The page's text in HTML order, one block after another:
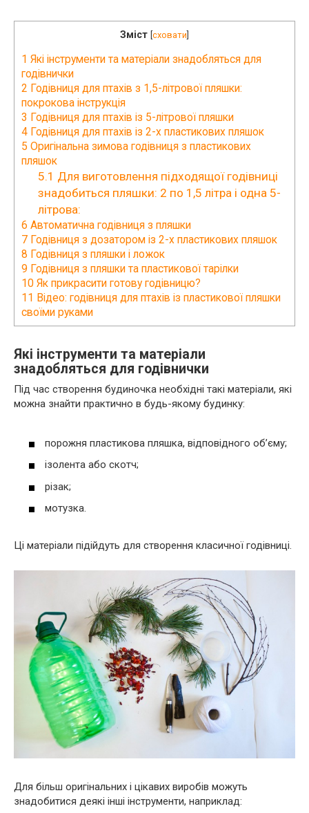
Зміст сховати
1 Які інструменти та матеріали знадобляться для
годівнички
2 Годівниця для птахів з 1,5-літрової пляшки:
покрокова інструкція
3 Годівниця для птахів із 5-літрової пляшки
4 Годівниця для птахів із 2-х пластикових пляшок
5 Оригінальна зимова годівниця з пластикових
пляшок
5.1 Для виготовлення підходящої годівниці
знадобиться пляшки: 2 по 1,5 літра і одна 5-
літрова:
6 Автоматична годівниця з пляшки
7 Годівниця з дозатором із 2-х пластикових пляшок
8 Годівниця з пляшки і ложок
9 Годівниця з пляшки та пластикової тарілки
10 Як прикрасити готову годівницю?
11 Відео: годівниця для птахів із пластикової пляшки
своїми руками
Які інструменти та матеріали
знадобляться для годівнички
Під час створення будиночка необхідні такі матеріали, які
можна знайти практично в будь-якому будинку:
порожня пластикова пляшка, відповідного об’єму;
ізолента або скотч;
різак;
мотузка.
Ці матеріали підійдуть для створення класичної годівниці.
Для більш оригінальних і цікавих виробів можуть
знадобитися деякі інші інструменти, наприклад: